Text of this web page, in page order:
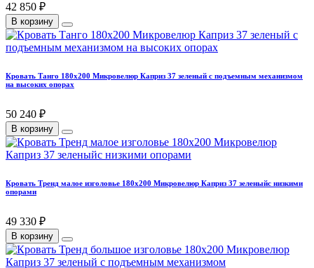
42 850 ₽
В корзину
Кровать Танго 180х200 Микровелюр Каприз 37 зеленый с подъемным механизмом
на высоких опорах
50 240 ₽
В корзину
Кровать Тренд малое изголовье 180х200 Микровелюр Каприз 37 зеленыйс низкими
опорами
49 330 ₽
В корзину